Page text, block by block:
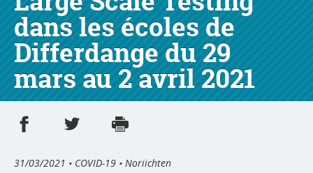
dans les écoles de
Differdange du 29
mars au 2 avril 2021
Partager sur Facebook
Partager sur Twitter
31/03/2021 • COVID-19 • Noriichten